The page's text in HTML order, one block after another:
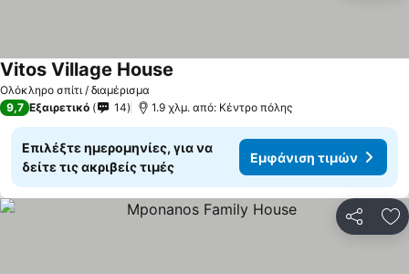
Ολόκληρο σπίτι / διαμέρισμα
Vitos Village House
9,7 Εξαιρετικό 14 1.9 χλμ. από: Κέντρο πόλης
Επιλέξτε ημερομηνίες, για να
δείτε τις ακριβείς τιμές
Εμφάνιση τιμών